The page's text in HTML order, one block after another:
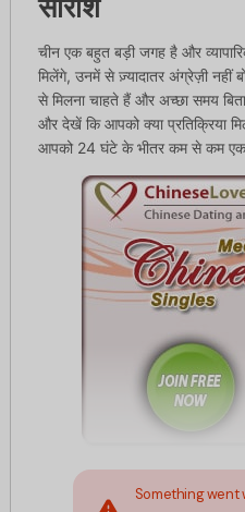
सारांश
चीन एक बहुत बड़ी जगह है और
मिलेंगे, उनमें से ज़्यादातर अंग्रेज़ी नहीं
से मिलना चाहते हैं और अच्छा समय
और देखें कि आपको क्या प्रतिक्रिया
आपको 24 घंटे के भीतर कम से कम एक
Something went